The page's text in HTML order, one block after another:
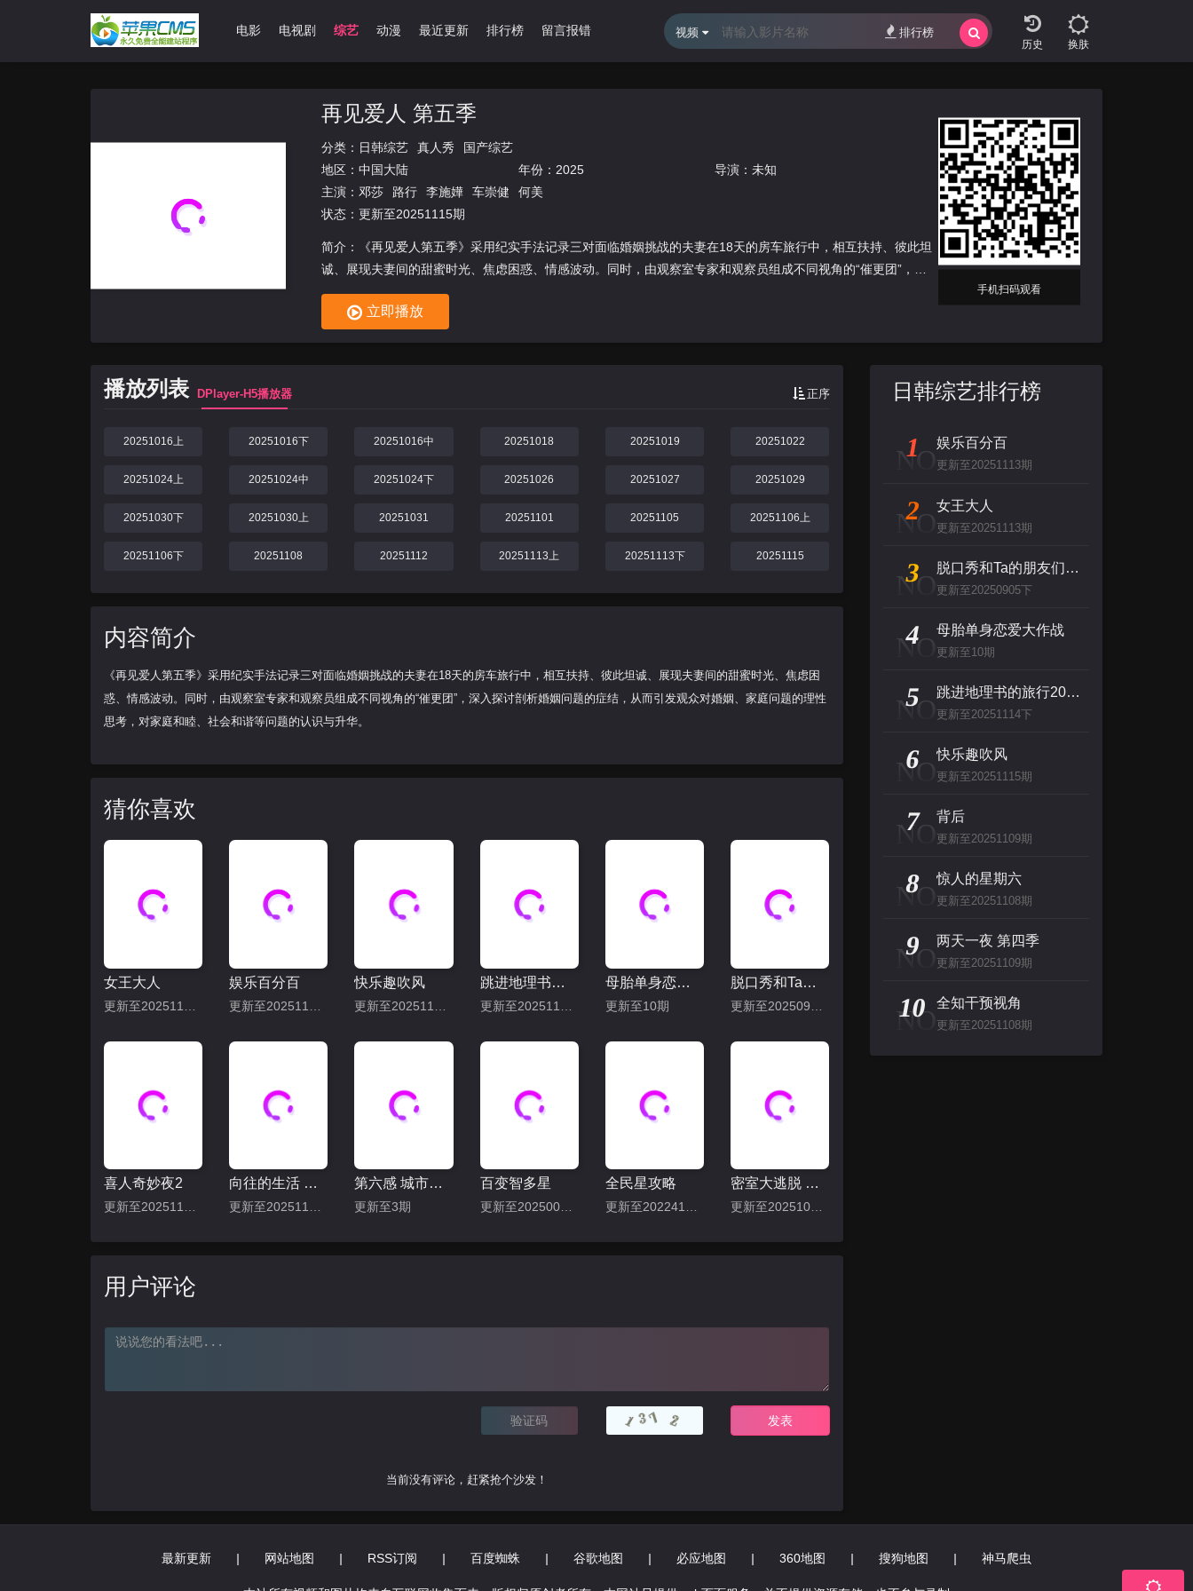
首页 电影 电视剧 综艺 动漫 最近更新 排行榜 留言报错
换肤
视频 排行榜
再见爱人 第五季
分类： 日韩综艺 真人秀
国产综艺
地区： 中国大陆 年份： 2025
导演：未知
主演： 邓莎 路行 李施嬅 车崇健
何美
状态：更新至20251115期
简介：《再见爱人第五季》采用纪实手法记录三对面临婚姻挑战的夫妻在18天的房车旅行中，相互扶持、彼此坦
诚、展现夫妻间的甜蜜时光、焦虑困惑、情感波动。同时，由观察室专家和观察员组成不同视角的“催更团”，深
入探讨...
立即播放
手机扫码观看
播放列表 DPlayer-H5播放器 正序
20251016上 20251016下 20251016中 20251018 20251019 20251022
20251024上 20251024中 20251024下 20251026 20251027 20251029
20251030下 20251030上 20251031 20251101 20251105 20251106上
20251106下 20251108 20251112 20251113上 20251113下 20251115
内容简介
《再见爱人第五季》采用纪实手法记录三对面临婚姻挑战的夫妻在18天的房车旅行中，相互扶持、彼此坦诚、展现夫妻间的甜蜜时光、焦虑困
惑、情感波动。同时，由观察室专家和观察员组成不同视角的“催更团”，深入探讨剖析婚姻问题的症结，从而引发观众对婚姻、家庭问题的理性
思考，对家庭和睦、社会和谐等问题的认识与升华。
猜你喜欢
女王大人 娱乐百分百 快乐趣吹风 跳进地理书的旅行2025·甘肃篇 母胎单身恋爱大作战
更新至10期
脱口秀和Ta的朋友们 第二季
喜人奇妙夜2 向往的生活 第八季 第六感 城市观光2
更新至3期
百变智多星
更新至202500430期
全民星攻略 密室大逃脱 第七季
用户评论
当前没有评论，赶紧抢个沙发！
日韩综艺排行榜
NO
1 娱乐百分百
更新至20251113期
NO
2 女王大人
更新至20251113期
NO
3 脱口秀和Ta的朋友们 第二季
更新至20250905下
NO
4 母胎单身恋爱大作战
更新至10期
NO
5 跳进地理书的旅行2025·甘肃篇
更新至20251114下
NO
6 快乐趣吹风
更新至20251115期
NO
7 背后
更新至20251109期
NO
8 惊人的星期六
更新至20251108期
NO
9 两天一夜 第四季
更新至20251109期
NO
10 全知干预视角
更新至20251108期
最新更新 | 网站地图 | RSS订阅 | 百度蜘蛛 | 谷歌地图 | 必应地图 | 360地图 | 搜狗地图 | 神马爬虫